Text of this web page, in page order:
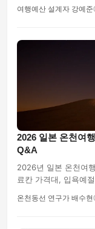
여행예산 설계자 강예준
2026 일본 온천여
Q&A
2026년 일본 온천여
료칸 가격대, 입욕예
온천동선 연구가 배수현